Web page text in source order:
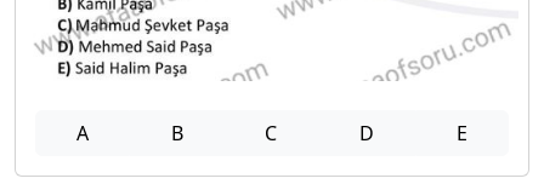
A B C D E